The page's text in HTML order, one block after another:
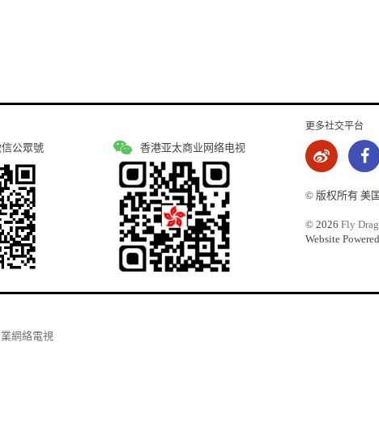
公眾號 香港亚太商业网络电视
更多社交平台
© 版权所有 美
© 2026 Fly
Website
網絡電視